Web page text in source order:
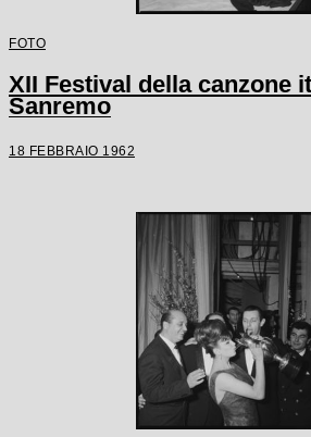
FOTO
XII Festival della canzone
Sanremo
18 FEBBRAIO 1962